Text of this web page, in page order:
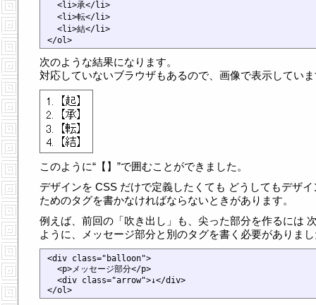
  <li>承</li>
  <li>転</li>
  <li>結</li>
次のような結果になります。
対応していないブラウザもあるので、画像で表示してい
このように“【】”で囲むことができました。
デザインを CSS だけで定義したくても どうしてもデザイ
ためのタグを書かなければならないときがあります。
例えば、前回の「吹き出し」も、尖った部分を作るには
ように、メッセージ部分と別のタグを書く必要がありま
<div class="balloon">
  <p>メッセージ部分</p>
  <div class="arrow">↓</div>